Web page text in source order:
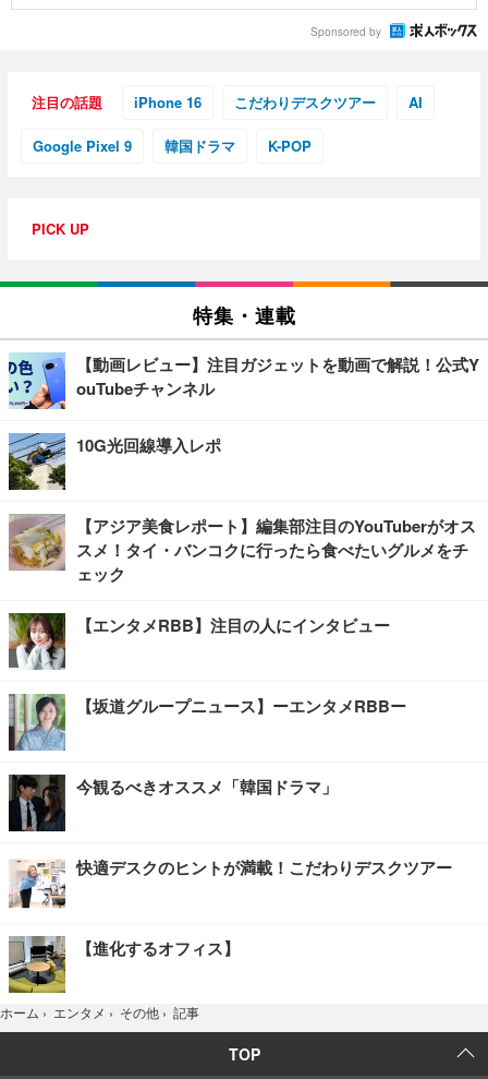
Sponsored by
注目の話題 iPhone 16 こだわりデスクツアー AI
Google Pixel 9 韓国ドラマ K-POP
PICK UP
特集・連載
【動画レビュー】注目ガジェットを動画で解説！公式Y
ouTubeチャンネル
10G光回線導入レポ
【アジア美食レポート】編集部注目のYouTuberがオス
スメ！タイ・バンコクに行ったら食べたいグルメをチ
ェック
【エンタメRBB】注目の人にインタビュー
【坂道グループニュース】ーエンタメRBBー
今観るべきオススメ「韓国ドラマ」
快適デスクのヒントが満載！こだわりデスクツアー
【進化するオフィス】
ホーム › エンタメ › その他 › 記事
TOP